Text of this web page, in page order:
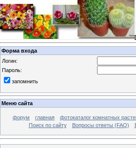
[
Форма входа
Логин:
Пароль:
запомнить
Меню сайта
форум главная фотокаталог комнатных
Поиск по сайту
Вопросы ответы (FAQ)